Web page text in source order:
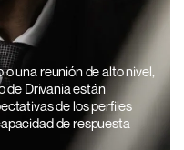
una reunión de alto nivel,
de Drivania están
de los perfiles
de respuesta